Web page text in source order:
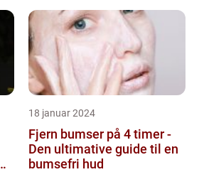
18 januar 2024
Fjern bumser på 4 timer -
Den ultimative guide til en
bumsefri hud